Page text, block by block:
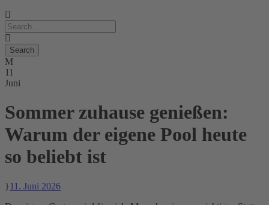
11
Juni
Sommer zuhause genießen:
Warum der eigene Pool heute
so beliebt ist
11. Juni 2026